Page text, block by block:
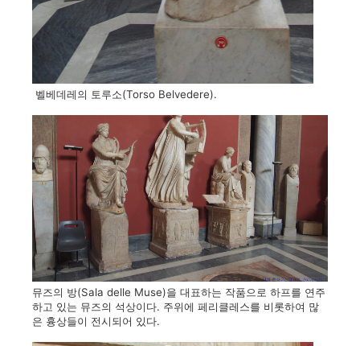
벨베데레의 토루소(Torso Belvedere).
뮤즈의 방(Sala delle Muse)을 대표하는 작품으로 하프를 연주
하고 있는 뮤즈의 석상이다. 주위에 페리클레스를 비롯하여 많
은 흉상들이 전시되어 있다.